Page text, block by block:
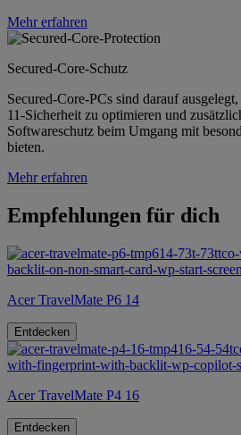
Mehr erfahren
Secured-Core-Schutz
Secured-Core-PCs sind darauf
11-Sicherheit zu optimieren und
Softwareschutz beim Umgang mit
bieten.
Mehr erfahren
Empfehlungen für dich
Acer TravelMate P6 14
Entdecken
Acer TravelMate P4 16
Entdecken